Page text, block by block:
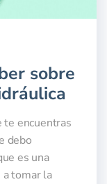
sobre
te encuentras
debo
es una
a tomar la